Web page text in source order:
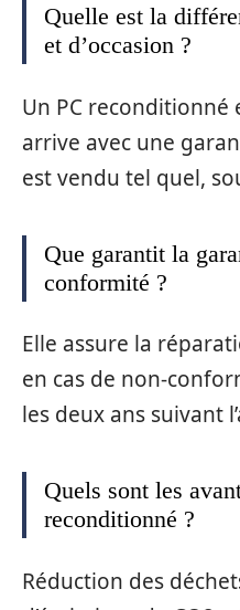
Quelle est la
et d’occasion ?
Un PC reconditionné
arrive avec une
est vendu tel quel,
Que garantit la
conformité ?
Elle assure la
en cas de non-
les deux ans suivant
Quels sont les
reconditionné ?
Réduction des